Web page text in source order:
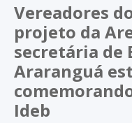
Vereadores
projeto da
secretária de
Araranguá
Ideb